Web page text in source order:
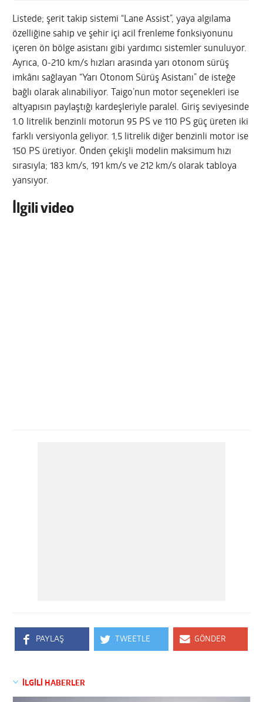
Listede; şerit takip sistemi “Lane Assist”, yaya algılama
özelliğine sahip ve şehir içi acil frenleme fonksiyonunu
içeren ön bölge asistanı gibi yardımcı sistemler sunuluyor.
Ayrıca, 0-210 km/s hızları arasında yarı otonom sürüş
imkânı sağlayan “Yarı Otonom Sürüş Asistanı” de isteğe
bağlı olarak alınabiliyor. Taigo’nun motor seçenekleri ise
altyapısın paylaştığı kardeşleriyle paralel. Giriş seviyesinde
1.0 litrelik benzinli motorun 95 PS ve 110 PS güç üreten iki
farklı versiyonla geliyor. 1,5 litrelik diğer benzinli motor ise
150 PS üretiyor. Önden çekişli modelin maksimum hızı
sırasıyla; 183 km/s, 191 km/s ve 212 km/s olarak tabloya
yansıyor.
İlgili video
PAYLAŞ TWEETLE GÖNDER
İLGİLİ HABERLER